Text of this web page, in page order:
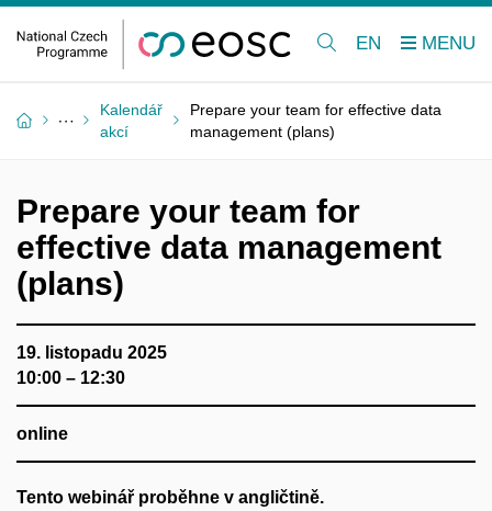
EN
Kalendář
akcí
Prepare your team for effective data
management (plans)
Prepare your team for
effective data management
(plans)
19. listopadu 2025
10:00 – 12:30
online
Tento webinář proběhne v angličtině.